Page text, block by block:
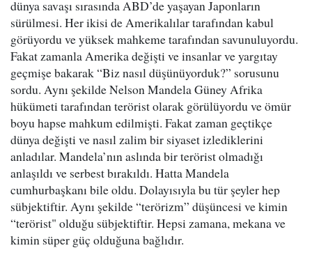
dünya savaşı sırasında ABD’de yaşayan Japonların
sürülmesi. Her ikisi de Amerikalılar tarafından kabul
görüyordu ve yüksek mahkeme tarafından savunuluyordu.
Fakat zamanla Amerika değişti ve insanlar ve yargıtay
geçmişe bakarak “Biz nasıl düşünüyorduk?” sorusunu
sordu. Aynı şekilde Nelson Mandela Güney Afrika
hükümeti tarafından terörist olarak görülüyordu ve ömür
boyu hapse mahkum edilmişti. Fakat zaman geçtikçe
dünya değişti ve nasıl zalim bir siyaset izlediklerini
anladılar. Mandela’nın aslında bir terörist olmadığı
anlaşıldı ve serbest bırakıldı. Hatta Mandela
cumhurbaşkanı bile oldu. Dolayısıyla bu tür şeyler hep
sübjektiftir. Aynı şekilde “terörizm” düşüncesi ve kimin
“terörist" olduğu sübjektiftir. Hepsi zamana, mekana ve
kimin süper güç olduğuna bağlıdır.